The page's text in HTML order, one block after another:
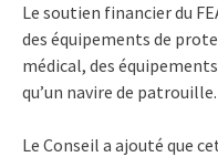
Le soutien financier du
des équipements de
médical, des
qu’un navire de patrouille.
Le Conseil a ajouté que